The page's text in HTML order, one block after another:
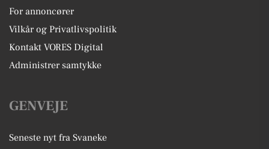
For annoncører
Vilkår og Privatlivspolitik
Kontakt VORES Digital
Administrer samtykke
GENVEJE
Seneste nyt fra Svaneke